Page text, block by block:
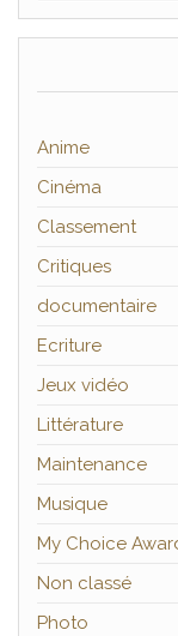
Anime
Cinéma
Classement
Critiques
documentaire
Ecriture
Jeux vidéo
Littérature
Maintenance
Musique
My Choice
Non classé
Photo